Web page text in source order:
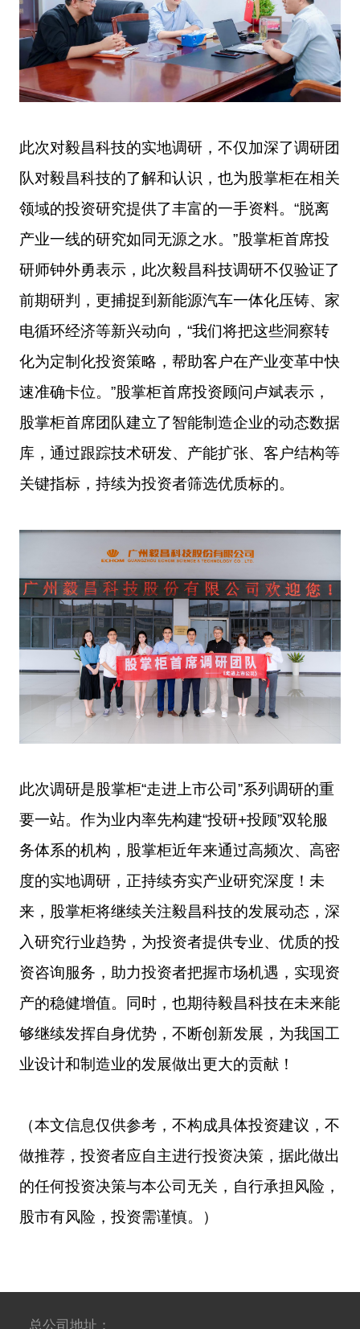
此次对毅昌科技的实地调研，不仅加深了调研团
队对毅昌科技的了解和认识，也为股掌柜在相关
领域的投资研究提供了丰富的一手资料。 “脱离
产业一线的研究如同无源之水。 ”股掌柜首席投
研师钟外勇表示，此次毅昌科技调研不仅验证了
前期研判，更捕捉到新能源汽车一体化压铸、家
电循环经济等新兴动向，“我们将把这些洞察转
化为定制化投资策略，帮助客户在产业变革中快
速准确卡位。”股掌柜首席投资顾问卢斌表示，
股掌柜首席团队建立了智能制造企业的动态数据
库，通过跟踪技术研发、产能扩张、客户结构等
关键指标，持续为投资者筛选优质标的。
此次调研是股掌柜“走进上市公司”系列调研的重
要一站。作为业内率先构建“投研+投顾”双轮服
务体系的机构，股掌柜近年来通过高频次、高密
度的实地调研，正持续夯实产业研究深度！未
来，股掌柜将继续关注毅昌科技的发展动态，深
入研究行业趋势，为投资者提供专业、优质的投
资咨询服务，助力投资者把握市场机遇，实现资
产的稳健增值。同时，也期待毅昌科技在未来能
够继续发挥自身优势，不断创新发展，为我国工
业设计和制造业的发展做出更大的贡献！
（本文信息仅供参考，不构成具体投资建议，不
做推荐，投资者应自主进行投资决策，据此做出
的任何投资决策与本公司无关，自行承担风险，
股市有风险，投资需谨慎。）
总公司地址：